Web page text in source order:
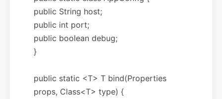
public String host;
public int port;
public boolean debug;
}
public static <T> T bind(Properties
props, Class<T> type) {